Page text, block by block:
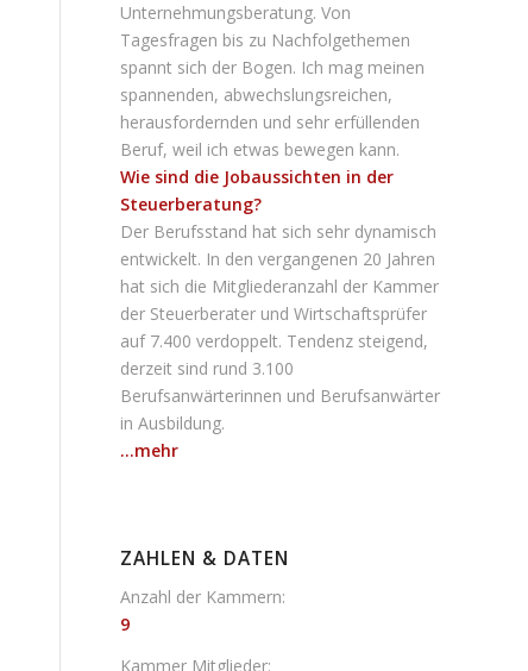
Unternehmungsberatung. Von
Tagesfragen bis zu Nachfolgethemen
spannt sich der Bogen. Ich mag meinen
spannenden, abwechslungsreichen,
herausfordernden und sehr erfüllenden
Beruf, weil ich etwas bewegen kann.
Wie sind die Jobaussichten in der
Steuerberatung?
Der Berufsstand hat sich sehr dynamisch
entwickelt. In den vergangenen 20 Jahren
hat sich die Mitgliederanzahl der Kammer
der Steuerberater und Wirtschaftsprüfer
auf 7.400 verdoppelt. Tendenz steigend,
derzeit sind rund 3.100
Berufsanwärterinnen und Berufsanwärter
in Ausbildung.
...mehr
ZAHLEN & DATEN
Anzahl der Kammern:
9
Kammer Mitglieder: